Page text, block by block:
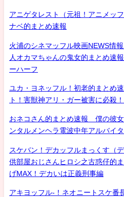
アニゲタレスト（元祖！アニメッ
ナベ的まとめ速報
火浦のシネマッフル映画NEWS情
人オカマちゃんの鬼女的まとめ速
ーハーフ
ユカ・ヨネッフル！初老的まとめ
ト！害獣神アリ・ガー被害に必殺
おネコさん的まとめ速報 僕の彼
ンタルメンヘラ電波中年アルバイ
スケバン！デカッフルまっくす（
供部屋おじさんヒロシ之古惑仔的
げMAX！デカいは正義刑事編
アキヨッフル-！ネオニートスケ番